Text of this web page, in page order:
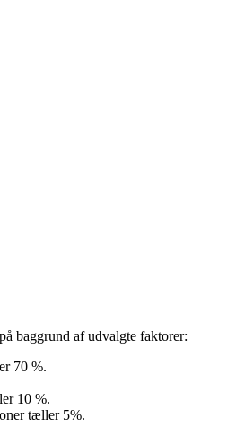
baggrund af udvalgte faktorer:
70 %.
10 %.
tæller 5%.